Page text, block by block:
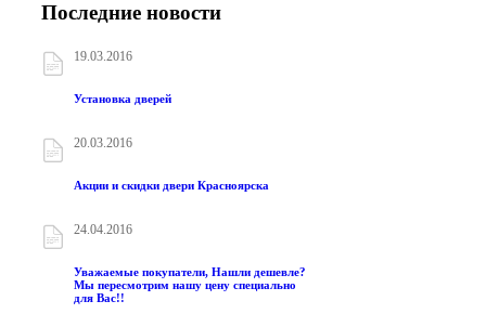
Последние новости
19.03.2016
Установка дверей
20.03.2016
Акции и скидки двери Красноярска
24.04.2016
Уважаемые покупатели, Нашли дешевле?
Мы пересмотрим нашу цену специально
для Вас!!